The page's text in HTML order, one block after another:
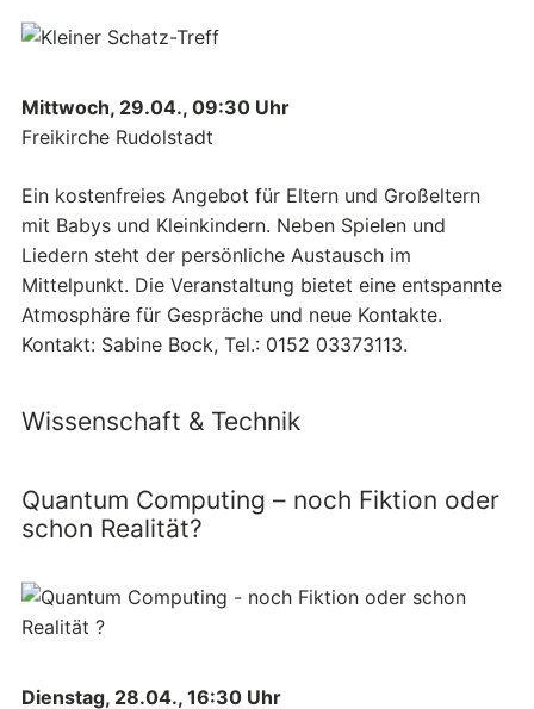
Mittwoch, 29.04., 09:30 Uhr
Freikirche Rudolstadt
Ein kostenfreies Angebot für Eltern und Großeltern
mit Babys und Kleinkindern. Neben Spielen und
Liedern steht der persönliche Austausch im
Mittelpunkt. Die Veranstaltung bietet eine entspannte
Atmosphäre für Gespräche und neue Kontakte.
Kontakt: Sabine Bock, Tel.: 0152 03373113.
Wissenschaft & Technik
Quantum Computing – noch Fiktion oder
schon Realität?
Dienstag, 28.04., 16:30 Uhr